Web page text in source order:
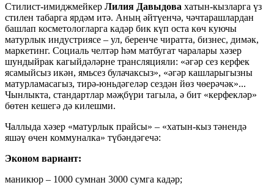
Стилист-имиджмейкер Лилия Давыдова хатын-кызларга үз
стилен табарга ярдәм итә. Аның әйтүенчә, чәчтарашлардан
башлап косметологларга кадәр бик күп оста көч куючы
матурлык индустриясе – ул, беренче чиратта, бизнес, димәк,
маркетинг. Социаль челтәр һәм матбугат чаралары хәзер
шундыйрак кагыйдәләрне трансляцияли: «әгәр сез керфек
ясамыйсыз икән, ямьсез булачаксыз», «әгәр кашларыгызны
матурламасагыз, тирә-юньдәгеләр сездән йөз чөерәчәк»...
Чынлыкта, стандартлар мәҗбүри тагыла, ә бит «керфекләр»
бөтен кешегә дә килешми.
Чаллыда хәзер «матурлык прайсы» – «хатын-кыз тәнендә
яшәү өчен коммуналка» түбәндәгечә:
Эконом вариант:
маникюр – 1000 сумнан 3000 сумга кадәр;